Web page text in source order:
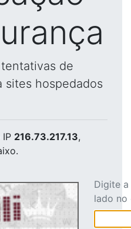
de
sites hospedados
216.73.217.13,
Digite
lado no